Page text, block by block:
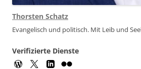
Thorsten Schatz
Evangelisch und politisch. Mit Leib und
Verifizierte Dienste